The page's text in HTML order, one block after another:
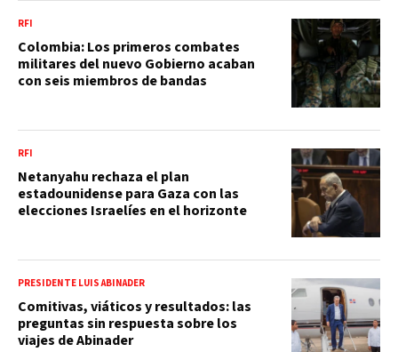
RFI
Colombia: Los primeros combates
militares del nuevo Gobierno acaban
con seis miembros de bandas
RFI
Netanyahu rechaza el plan
estadounidense para Gaza con las
elecciones Israelíes en el horizonte
PRESIDENTE LUIS ABINADER
Comitivas, viáticos y resultados: las
preguntas sin respuesta sobre los
viajes de Abinader